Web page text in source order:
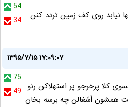
54
34
نیابد روی کف زمین تردد کنن
۱۳۹۵/۷/۱۵ ۱۷:۰۹:۰۷
75
49
کلا پرخرجو پر استهلاکن رنو
همشون أشغالن چه برسه بخان